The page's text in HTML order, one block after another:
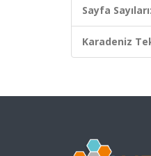
Sayfa Sayıları:
Karadeniz